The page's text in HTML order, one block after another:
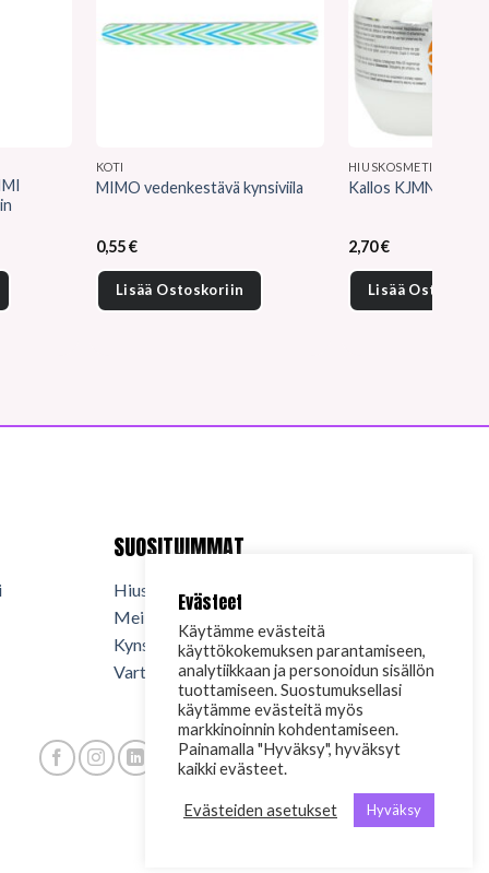
KOTI
MIMO vedenkestävä kynsiviila
0,55€
Lisää Ostoskoriin
HIUSKOSMETIIKKA
Kallos KJMN
2,70€
Lisää
SUOSITUIMMAT
Hiuskosmetiikka
Meikkikosmetiikka
Kynsituotteet
Vartalokosmetiikka
Evästeet
Käytämme evästeitä
käyttökokemuksen parantamiseen,
analytiikkaan ja personoidun sisällön
tuottamiseen. Suostumuksellasi
käytämme evästeitä myös
markkinoinnin kohdentamiseen.
Painamalla "Hyväksy", hyväksyt
kaikki evästeet.
Evästeiden asetukset Hyväksy